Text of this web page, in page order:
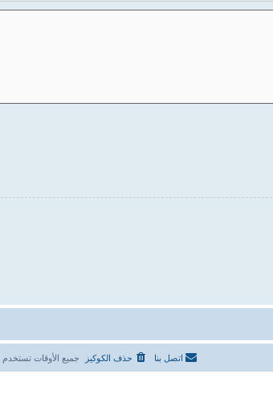
جميع الأوقات تستخدم حذف الكوكيز اتصل بنا